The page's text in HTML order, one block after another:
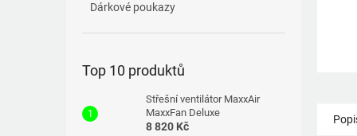
Dárkové poukazy
Top 10 produktů
Střešní ventilátor MaxxAir
MaxxFan Deluxe
8 820 Kč